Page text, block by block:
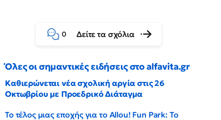
0 Δείτε τα σχόλια
Όλες οι σημαντικές ειδήσεις στο alfavita.gr
Καθιερώνεται νέα σχολική αργία στις 26
Οκτωβρίου με Προεδρικό Διάταγμα
Το τέλος μιας εποχής για το Allou! Fun Park: Το